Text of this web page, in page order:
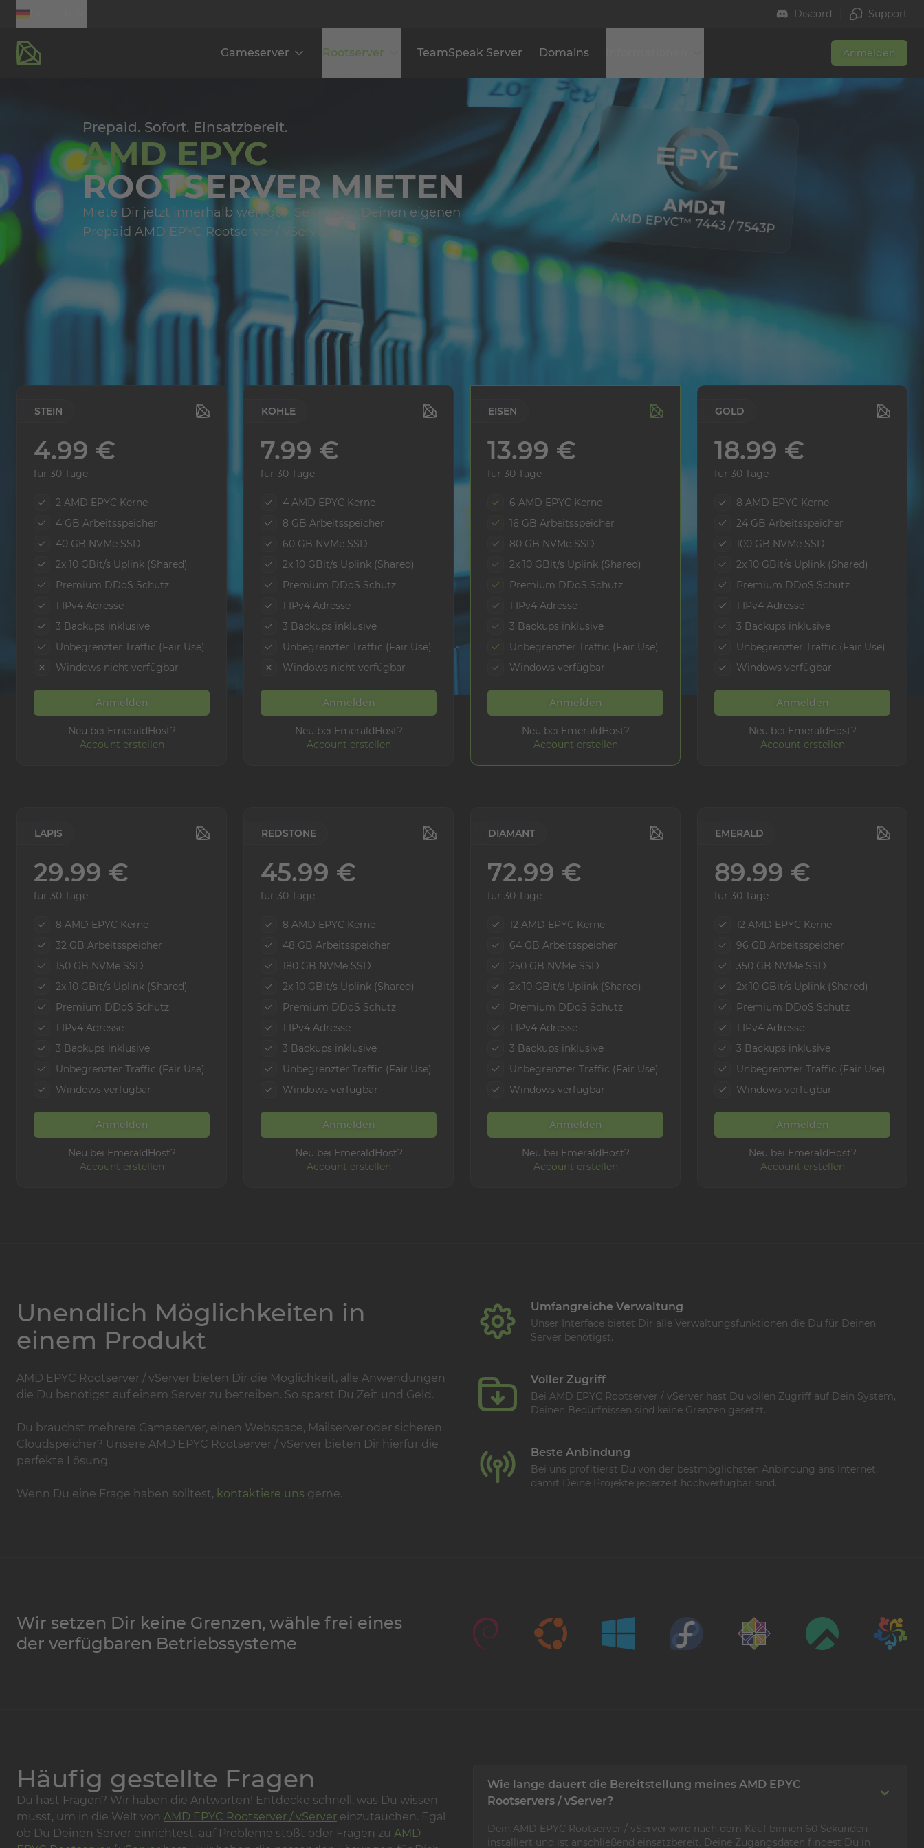
Discord Support
Gameserver Rootserver TeamSpeak Server Domains Anmelden
Prepaid. Sofort. Einsatzbereit.
AMD EPYC
ROOTSERVER MIETEN
Miete Dir jetzt innerhalb wenigen Sekunden Deinen eigenen
Prepaid AMD EPYC Rootserver / vServer!
AMD EPYC™ 7443 / 7543P
DDoS-Schutz
STEIN
4.99 €
für 30 Tage
2 AMD EPYC Kerne
4 GB Arbeitsspeicher
40 GB NVMe SSD
2x 10 GBit/s Uplink (Shared)
Premium DDoS Schutz
1 IPv4 Adresse
3 Backups inklusive
Unbegrenzter Traffic (Fair Use)
Windows nicht verfügbar
Anmelden
Neu bei EmeraldHost?
Account erstellen
KOHLE
7.99 €
für 30 Tage
4 AMD EPYC Kerne
8 GB Arbeitsspeicher
60 GB NVMe SSD
2x 10 GBit/s Uplink (Shared)
Premium DDoS Schutz
1 IPv4 Adresse
3 Backups inklusive
Unbegrenzter Traffic (Fair Use)
Windows nicht verfügbar
Anmelden
Neu bei EmeraldHost?
Account erstellen
EISEN
13.99 €
für 30 Tage
6 AMD EPYC Kerne
16 GB Arbeitsspeicher
80 GB NVMe SSD
2x 10 GBit/s Uplink (Shared)
Premium DDoS Schutz
1 IPv4 Adresse
3 Backups inklusive
Unbegrenzter Traffic (Fair Use)
Windows verfügbar
Anmelden
Neu bei EmeraldHost?
Account erstellen
GOLD
18.99 €
für 30 Tage
8 AMD EPYC Kerne
24 GB Arbeitsspeicher
100 GB NVMe SSD
2x 10 GBit/s Uplink (Shared)
Premium DDoS Schutz
1 IPv4 Adresse
3 Backups inklusive
Unbegrenzter Traffic (Fair Use)
Windows verfügbar
Anmelden
Neu bei EmeraldHost?
Account erstellen
LAPIS
29.99 €
für 30 Tage
8 AMD EPYC Kerne
32 GB Arbeitsspeicher
150 GB NVMe SSD
2x 10 GBit/s Uplink (Shared)
Premium DDoS Schutz
1 IPv4 Adresse
3 Backups inklusive
Unbegrenzter Traffic (Fair Use)
Windows verfügbar
Anmelden
Neu bei EmeraldHost?
Account erstellen
REDSTONE
45.99 €
für 30 Tage
8 AMD EPYC Kerne
48 GB Arbeitsspeicher
180 GB NVMe SSD
2x 10 GBit/s Uplink (Shared)
Premium DDoS Schutz
1 IPv4 Adresse
3 Backups inklusive
Unbegrenzter Traffic (Fair Use)
Windows verfügbar
Anmelden
Neu bei EmeraldHost?
Account erstellen
DIAMANT
72.99 €
für 30 Tage
12 AMD EPYC Kerne
64 GB Arbeitsspeicher
250 GB NVMe SSD
2x 10 GBit/s Uplink (Shared)
Premium DDoS Schutz
1 IPv4 Adresse
3 Backups inklusive
Unbegrenzter Traffic (Fair Use)
Windows verfügbar
Anmelden
Neu bei EmeraldHost?
Account erstellen
EMERALD
89.99 €
für 30 Tage
12 AMD EPYC Kerne
96 GB Arbeitsspeicher
350 GB NVMe SSD
2x 10 GBit/s Uplink (Shared)
Premium DDoS Schutz
1 IPv4 Adresse
3 Backups inklusive
Unbegrenzter Traffic (Fair Use)
Windows verfügbar
Anmelden
Neu bei EmeraldHost?
Account erstellen
Unendlich Möglichkeiten in
einem Produkt
AMD EPYC Rootserver / vServer bieten Dir die Möglichkeit, alle Anwendungen
die Du benötigst auf einem Server zu betreiben. So sparst Du Zeit und Geld.
Du brauchst mehrere Gameserver, einen Webspace, Mailserver oder sicheren
Cloudspeicher? Unsere AMD EPYC Rootserver / vServer bieten Dir hierfür die
perfekte Lösung.
Wenn Du eine Frage haben solltest, kontaktiere uns gerne.
Umfangreiche Verwaltung
Unser Interface bietet Dir alle Verwaltungsfunktionen die Du für Deinen
Server benötigst.
Voller Zugriff
Bei AMD EPYC Rootserver / vServer hast Du vollen Zugriff auf Dein System,
Deinen Bedürfnissen sind keine Grenzen gesetzt.
Beste Anbindung
Bei uns profitierst Du von der bestmöglichsten Anbindung ans Internet,
damit Deine Projekte jederzeit hochverfügbar sind.
Wir setzen Dir keine Grenzen, wähle frei eines
der verfügbaren Betriebssysteme
Häufig gestellte Fragen
Du hast Fragen? Wir haben die Antworten! Entdecke schnell, was Du wissen
musst, um in die Welt von AMD EPYC Rootserver / vServer einzutauchen. Egal
ob Du Deinen Server einrichtest, auf Probleme stößt oder Fragen zu AMD
Wie lange dauert die Bereitstellung meines AMD EPYC
Rootservers / vServer?
Dein AMD EPYC Rootserver / vServer wird nach dem Kauf binnen 60 Sekunden
installiert und ist anschließend einsatzbereit. Deine Zugangsdaten findest Du in